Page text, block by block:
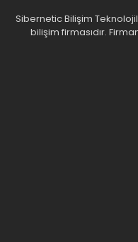
Sibernetic Bilişim
bilişim firmasıdır.